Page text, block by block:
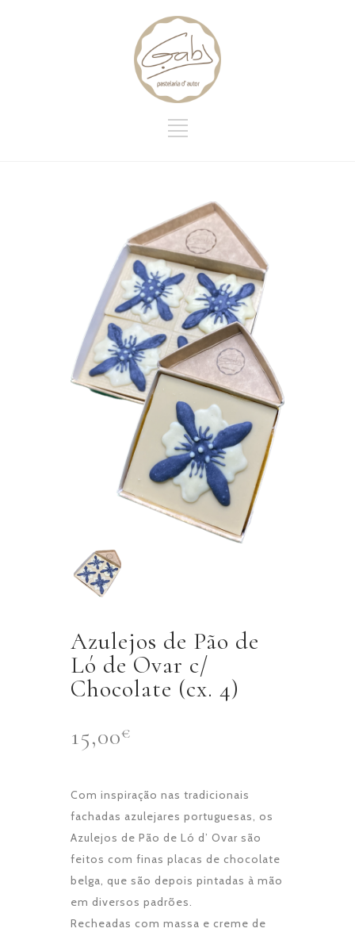
Azulejos de Pão de
Ló de Ovar c/
Chocolate (cx. 4)
15,00€
Com inspiração nas tradicionais
fachadas azulejares portuguesas, os
Azulejos de Pão de Ló d’ Ovar são
feitos com finas placas de chocolate
belga, que são depois pintadas à mão
em diversos padrões.
Recheadas com massa e creme de